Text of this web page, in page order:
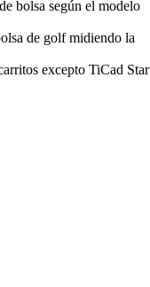
bolsa según el modelo
de golf midiendo la
excepto TiCad Star